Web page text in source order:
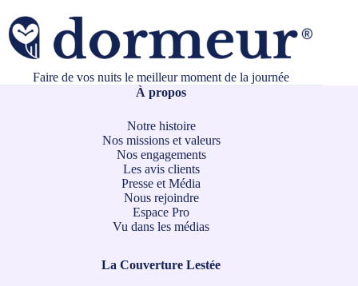
Faire de vos nuits le meilleur moment de la journée
À propos
Notre histoire
Nos missions et valeurs
Nos engagements
Les avis clients
Presse et Média
Nous rejoindre
Espace Pro
Vu dans les médias
La Couverture Lestée